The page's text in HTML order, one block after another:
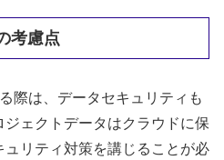
考慮点
際は、データセキュリティも
ェクトデータはクラウドに保
リティ対策を講じることが必